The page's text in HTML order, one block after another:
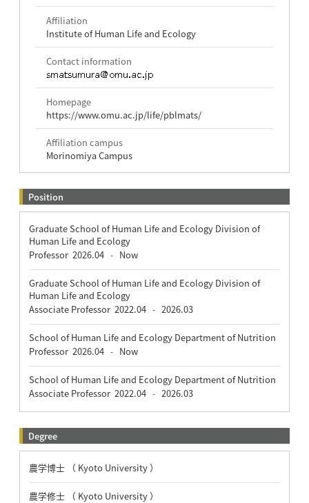
Affiliation
Institute of Human Life and Ecology
Contact information
Homepage
https://www.omu.ac.jp/life/pblmats/
Affiliation campus
Morinomiya Campus
Position
Graduate School of Human Life and Ecology Division of
Human Life and Ecology
Professor 2026.04 - Now
Graduate School of Human Life and Ecology Division of
Human Life and Ecology
Associate Professor 2022.04 - 2026.03
School of Human Life and Ecology Department of Nutrition
Professor 2026.04 - Now
School of Human Life and Ecology Department of Nutrition
Associate Professor 2022.04 - 2026.03
Degree
農学博士 （ Kyoto University ）
農学修士 （ Kyoto University ）